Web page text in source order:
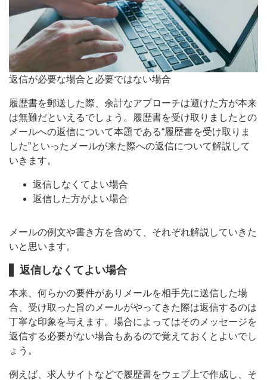
返信が必要な場合と必要ではない場合
履歴書を郵送した際、余計なアプローチは避けた方が本来
は無難だといえるでしょう。履歴書を受け取りましたとの
メールへの返信について本題である“履歴書を受け取りま
した”といったメールが来た際への返信について解説して
いきます。
返信しなくてよい場合
返信した方がよい場合
メールの例文や書き方を含めて、それぞれ解説していきた
いと思います。
返信しなくてよい場合
本来、何らかの要件がありメールを相手先に送信した場
合、受け取った旨のメールがやってきた際は返信するのは
丁寧な印象を与えます。場合によってはそのメッセージを
返信する必要がない場合もあるので覚えておくとよいでし
ょう。
例えば、求人サイトなどで履歴書をウェブ上で作成し、そ